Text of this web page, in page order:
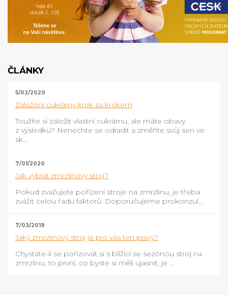
ČLÁNKY
5/02/2020
Založení cukrárny krok za krokem
Toužíte si založit vlastní cukrárnu, ale máte obavy
z výsledku? Nenechte se odradit a změňte svůj sen ve
sk...
7/01/2020
Jak vybrat zmrzlinový stroj?
Pokud zvažujete pořízení stroje na zmrzlinu, je třeba
zvážit celou řadu faktorů. Doporučujeme prokonzul...
7/03/2019
Jaký zmrzlinový stroj je pro vás ten pravý?
Chystáte-li se pořizovat si s blížící se sezónou stroj na
zmrzlinu, to první, co byste si měli ujasnit, je ...